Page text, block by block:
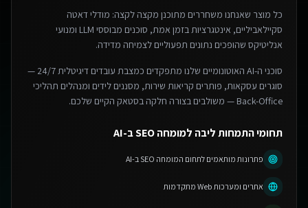
כל מוצר שאנחנו משחררים מתוכנן מקצה לקצה: מודלי דאטה
סקיילאביליים, אינטגרציות בזמן אמת, סוכנים מבוססי LLM ומנועי
אנליטיקס שהופכים נתונים תפעוליים לצמיחה מדידה.
סוכני ה-AI האוטונומיים שלנו מתפקדים כמצבת עובדים דיגיטלית 24/7 —
סוגרים עסקאות, פותרים קריאות שירות, מסננים לידים ומנהלים תהליכי
Back-Office — משולבים בצורה חלקה בסטאק הקיים שלכם.
תחומי התמחות ליבה למומחה SEO ב-AI
פתרונות מותאמים לתחום המומחה SEO ב-AI
אתרים ומערכות Web מתקדמות